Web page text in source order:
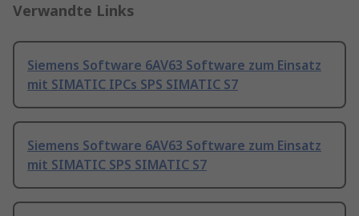
Verwandte Links
Siemens Software 6AV63 Software zum Einsatz
mit SIMATIC IPCs SPS SIMATIC S7
Siemens Software 6AV63 Software zum Einsatz
mit SIMATIC SPS SIMATIC S7